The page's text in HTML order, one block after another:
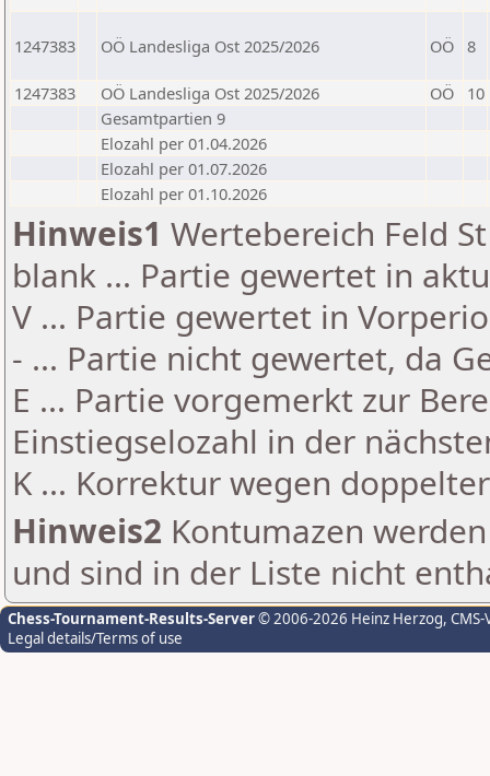
1247383 OÖ Landesliga Ost 2025/2026 OÖ 8
1247383 OÖ Landesliga Ost 2025/2026 OÖ
10
Gesamtpartien 9
Elozahl per 01.04.2026
Elozahl per 01.07.2026
Elozahl per 01.10.2026
Hinweis1 Wertebereich Feld
blank ... Partie gewertet in
V ... Partie gewertet in
- ... Partie nicht gewertet, da
E ... Partie vorgemerkt zur
Einstiegselozahl in der
K ... Korrektur wegen
Hinweis2 Kontumazen
und sind in der Liste nicht
Chess-Tournament-Results-Server© 2006-2026 Heinz Herzog,
Legal details/Terms of use